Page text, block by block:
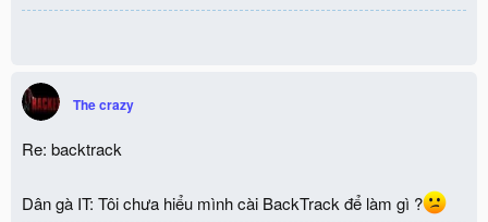
The crazy
Re: backtrack
Dân gà IT: Tôi chưa hiểu mình cài BackTrack để làm gì ?